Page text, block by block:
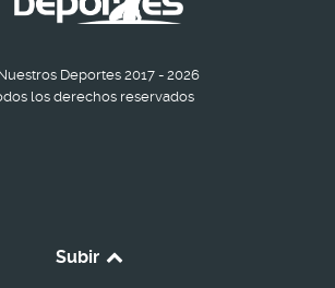
Deportes 2017 - 2026
los derechos reservados
Subir